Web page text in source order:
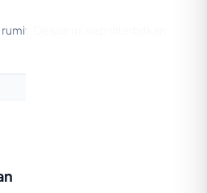
Desain ini siap diterbitkan